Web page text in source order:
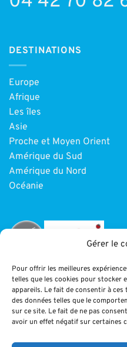
Gérer le
Pour offrir les meilleures
telles que les cookies pour stocker
appareils. Le fait de consentir à
des données telles que le
sur ce site. Le fait de ne pas
avoir un effet négatif sur certaines
DESTINATIONS
Europe
Afrique
Les îles
Asie
Proche et Moyen Orient
Amérique du Sud
Amérique du Nord
Océanie
INFORMATIONS
Paiement